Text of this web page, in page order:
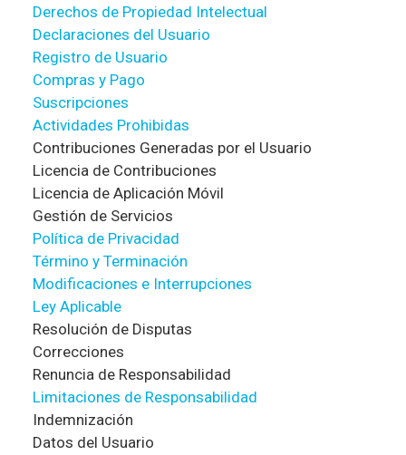
Derechos de Propiedad Intelectual
Declaraciones del Usuario
Registro de Usuario
Compras y Pago
Suscripciones
Actividades Prohibidas
Contribuciones Generadas por el Usuario
Licencia de Contribuciones
Licencia de Aplicación Móvil
Gestión de Servicios
Política de Privacidad
Término y Terminación
Modificaciones e Interrupciones
Ley Aplicable
Resolución de Disputas
Correcciones
Renuncia de Responsabilidad
Limitaciones de Responsabilidad
Indemnización
Datos del Usuario